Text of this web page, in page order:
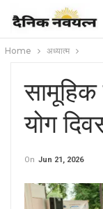
Home अध्यात्म
सामूहिक
योग
On Jun 21, 2026